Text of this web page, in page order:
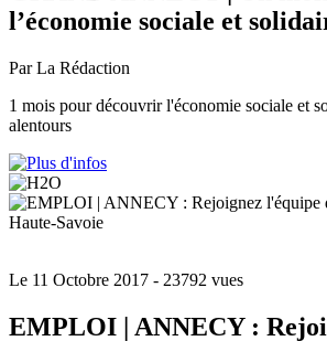
l’économie sociale et
Par La Rédaction
1 mois pour découvrir l'économie sociale et
alentours
Haute-Savoie
Le 11 Octobre 2017 - 23792 vues
EMPLOI | ANNECY :